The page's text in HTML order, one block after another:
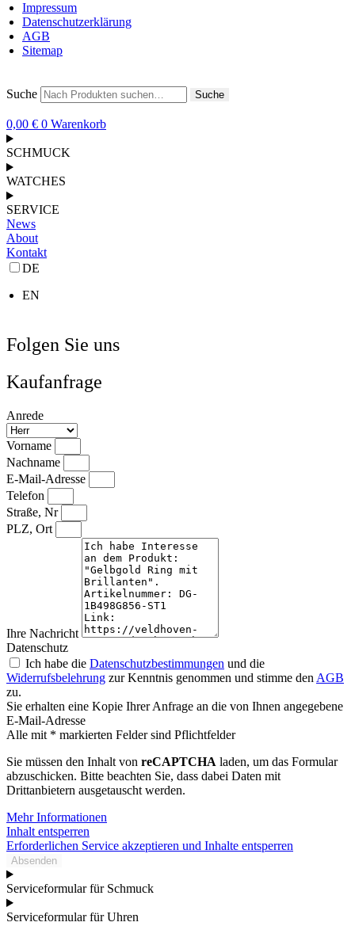
Impressum
Datenschutzerklärung
AGB
Sitemap
Suche Suche
0,00 € 0 Warenkorb
SCHMUCK
WATCHES
SERVICE
News
About
Kontakt
DE
EN
Folgen Sie uns
Kaufanfrage
Anrede
Vorname
Nachname
E-Mail-Adresse
Telefon
Straße, Nr
PLZ, Ort
Ihre Nachricht
Datenschutz
Ich habe die Datenschutzbestimmungen und die
Widerrufsbelehrung zur Kenntnis genommen und stimme den AGB
zu.
Sie erhalten eine Kopie Ihrer Anfrage an die von Ihnen angegebene
E-Mail-Adresse
Alle mit * markierten Felder sind Pflichtfelder
Sie müssen den Inhalt von reCAPTCHA laden, um das Formular
abzuschicken. Bitte beachten Sie, dass dabei Daten mit
Drittanbietern ausgetauscht werden.
Mehr Informationen
Inhalt entsperren
Erforderlichen Service akzeptieren und Inhalte entsperren
Absenden
Serviceformular für Schmuck
Serviceformular für Uhren